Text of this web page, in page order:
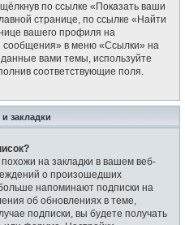
по ссылке «Показать ваши
странице, по ссылке «Найти
вашего профиля на
в меню «Ссылки» на
вами темы, используйте
соответствующие поля.
закладки
на закладки в вашем веб-
о произошедших
напоминают подписки на
об обновлениях в теме,
подписки, вы будете получать